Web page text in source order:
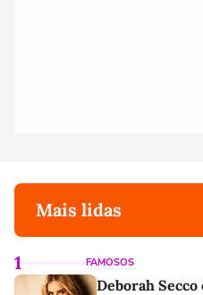
Mais lidas
1 FAMOSOS
Deborah